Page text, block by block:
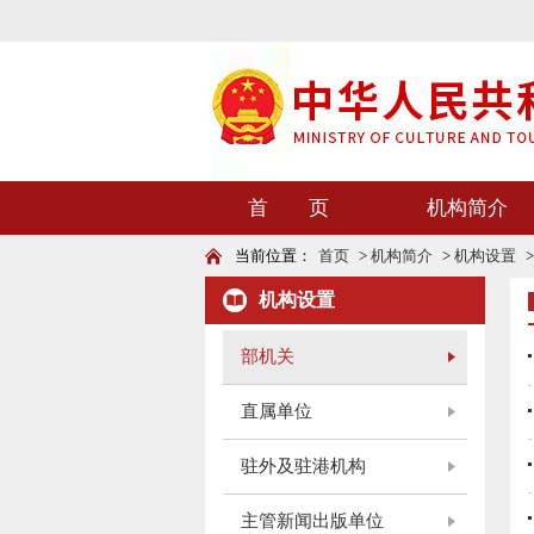
首 页 机构简介
当前位置： 首页 > 机构简介 > 机构设置
机构设置
部机关
直属单位
驻外及驻港机构
主管新闻出版单位